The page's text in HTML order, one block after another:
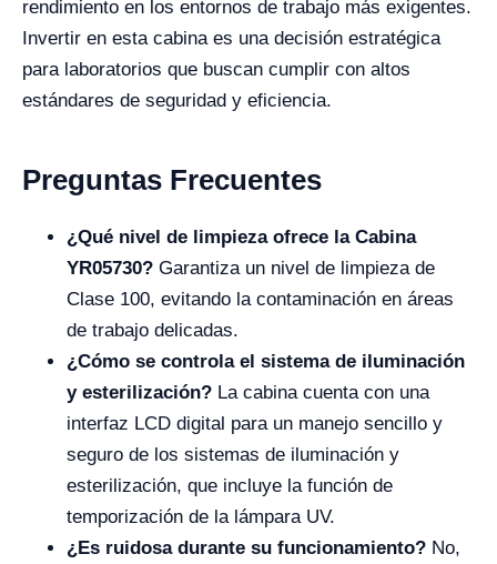
rendimiento en los entornos de trabajo más exigentes.
Invertir en esta cabina es una decisión estratégica
para laboratorios que buscan cumplir con altos
estándares de seguridad y eficiencia.
Preguntas Frecuentes
¿Qué nivel de limpieza ofrece la Cabina
YR05730? Garantiza un nivel de limpieza de
Clase 100, evitando la contaminación en áreas
de trabajo delicadas.
¿Cómo se controla el sistema de iluminación
y esterilización? La cabina cuenta con una
interfaz LCD digital para un manejo sencillo y
seguro de los sistemas de iluminación y
esterilización, que incluye la función de
temporización de la lámpara UV.
¿Es ruidosa durante su funcionamiento? No,